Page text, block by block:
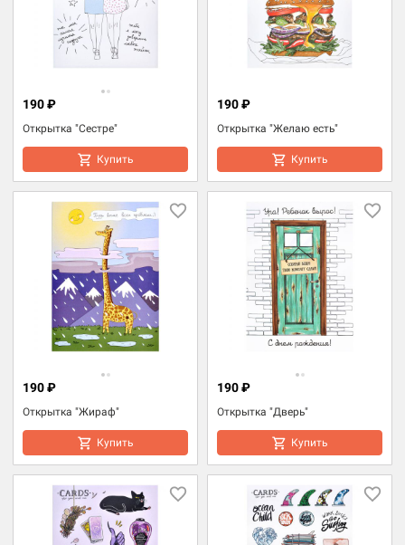
Открытка "Сестре"
190 ₽
Купить
Открытка "Желаю есть"
190 ₽
Купить
Открытка "Жираф"
190 ₽
Купить
Открытка "Дверь"
190 ₽
Купить